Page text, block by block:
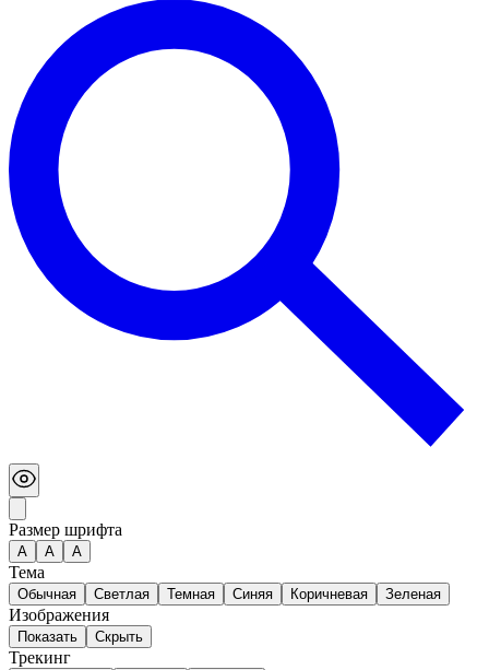
Размер шрифта
А A A
Тема
Обычная Светлая Темная Синяя Коричневая Зеленая
Изображения
Показать Скрыть
Трекинг